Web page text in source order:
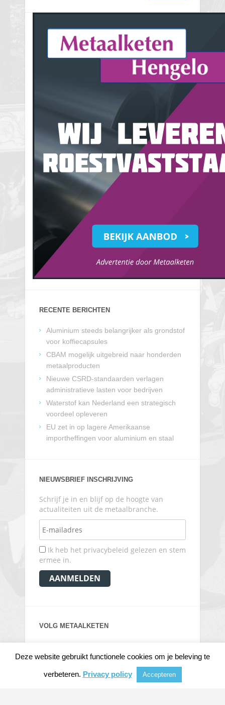
RECENTE BERICHTEN
Aluminium steeds belangrijker als grondstof
voor koffiecapsules
CBAM mogelijk uitgebreid naar honderden
metaalproducten
Nieuwe CSRD-standaarden verlagen
administratieve lasten voor bedrijven
Waterstof kan Nederland een strategisch
voordeel opleveren
EU zet in op lagere Amerikaanse
importheffingen voor aluminium en staal
NIEUWSBRIEF INSCHRIJVING
Schrijf je in en blijf op de hoogte van
actualiteiten uit de metaalbranche.
Ik heb het privacybeleid gelezen en stem
ermee in.
VOLG METAALKETEN
Deze website gebruikt functionele cookies om je beleving te
verbeteren. Privacy policy Accepteren